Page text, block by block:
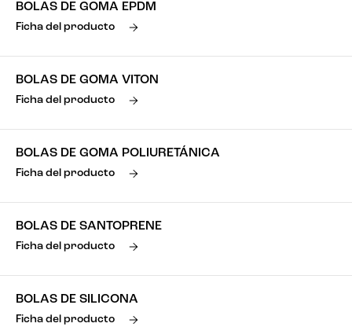
BOLAS DE GOMA EPDM
Ficha del producto
BOLAS DE GOMA VITON
Ficha del producto
BOLAS DE GOMA POLIURETÁNICA
Ficha del producto
BOLAS DE SANTOPRENE
Ficha del producto
BOLAS DE SILICONA
Ficha del producto